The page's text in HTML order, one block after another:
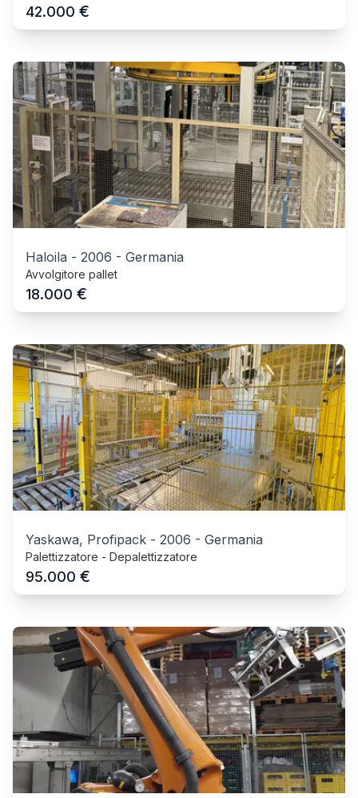
42.000 €
Haloila - 2006 - Germania
Avvolgitore pallet
18.000 €
Yaskawa, Profipack - 2006 - Germania
Palettizzatore - Depalettizzatore
95.000 €